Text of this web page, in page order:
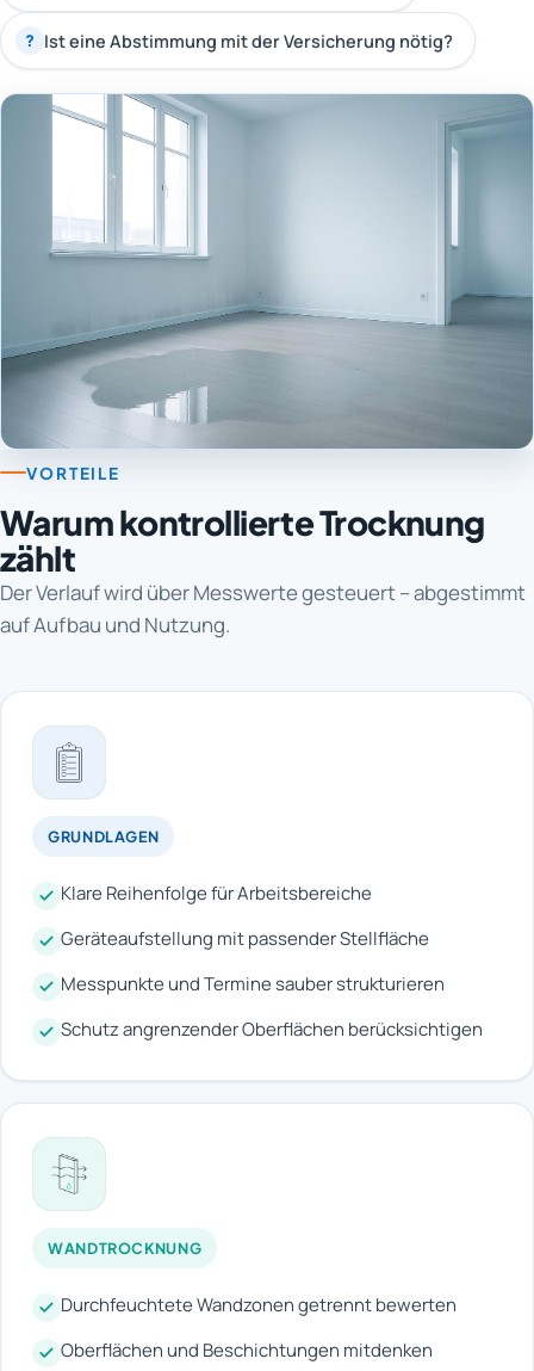
? Ist eine Abstimmung mit der Versicherung nötig?
VORTEILE
Warum kontrollierte Trocknung
zählt
Der Verlauf wird über Messwerte gesteuert – abgestimmt
auf Aufbau und Nutzung.
GRUNDLAGEN
Klare Reihenfolge für Arbeitsbereiche
Geräteaufstellung mit passender Stellfläche
Messpunkte und Termine sauber strukturieren
Schutz angrenzender Oberflächen berücksichtigen
WANDTROCKNUNG
Durchfeuchtete Wandzonen getrennt bewerten
Oberflächen und Beschichtungen mitdenken